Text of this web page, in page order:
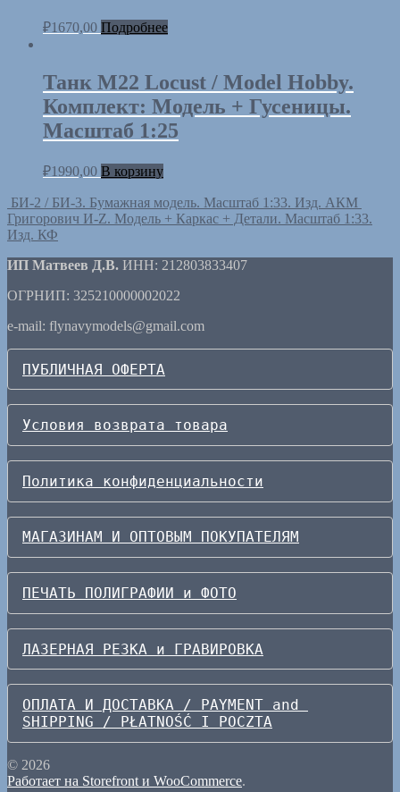
₽1670,00 Подробнее
Танк M22 Locust / Model Hobby.
Комплект: Модель + Гусеницы.
Масштаб 1:25
₽1990,00 В корзину
БИ-2 / БИ-3. Бумажная модель. Масштаб 1:33. Изд. АКМ
Григорович И-Z. Модель + Каркас + Детали. Масштаб 1:33.
Изд. КФ
ИП Матвеев Д.В. ИНН: 212803833407
ОГРНИП: 325210000002022
e-mail: flynavymodels@gmail.com
ПУБЛИЧНАЯ ОФЕРТА
Условия возврата товара
Политика конфиденциальности
МАГАЗИНАМ И ОПТОВЫМ ПОКУПАТЕЛЯМ
ПЕЧАТЬ ПОЛИГРАФИИ и ФОТО
ЛАЗЕРНАЯ РЕЗКА и ГРАВИРОВКА
ОПЛАТА И ДОСТАВКА / PAYMENT and
SHIPPING / PŁATNOŚĆ I POCZTA
© 2026
Работает на Storefront и WooCommerce.